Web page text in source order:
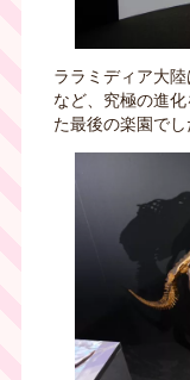
ララミディア大
など、究極の進
た最後の楽園でし